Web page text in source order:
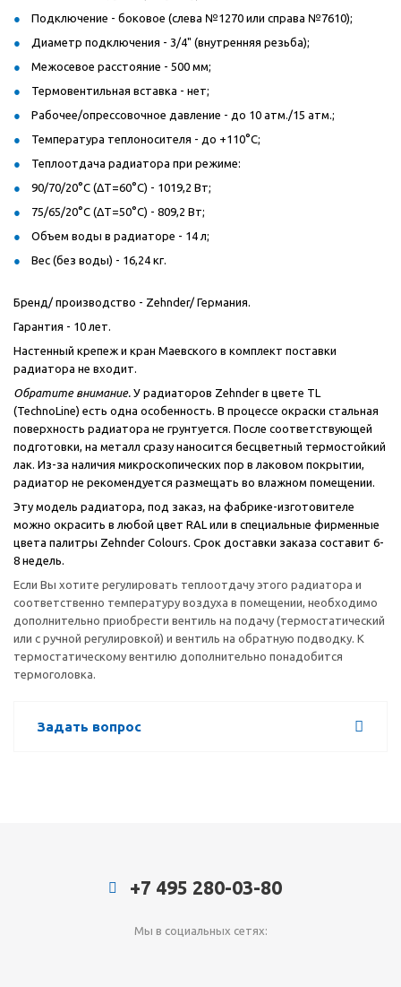
Подключение - боковое (слева №1270 или справа №7610);
Диаметр подключения - 3/4" (внутренняя резьба);
Межосевое расстояние - 500 мм;
Термовентильная вставка - нет;
Рабочее/опрессовочное давление - до 10 атм./15 атм.;
Температура теплоносителя - до +110°C;
Теплоотдача радиатора при режиме:
90/70/20°C (ΔT=60°C) - 1019,2 Вт;
75/65/20°C (ΔT=50°C) - 809,2 Вт;
Объем воды в радиаторе - 14 л;
Вес (без воды) - 16,24 кг.
Бренд/ производство - Zehnder/ Германия.
Гарантия - 10 лет.
Настенный крепеж и кран Маевского в комплект поставки
радиатора не входит.
Обратите внимание. У радиаторов Zehnder в цвете TL
(TechnoLine) есть одна особенность. В процессе окраски стальная
поверхность радиатора не грунтуется. После соответствующей
подготовки, на металл сразу наносится бесцветный термостойкий
лак. Из-за наличия микроскопических пор в лаковом покрытии,
радиатор не рекомендуется размещать во влажном помещении.
Эту модель радиатора, под заказ, на фабрике-изготовителе
можно окрасить в любой цвет RAL или в специальные фирменные
цвета палитры Zehnder Colours. Срок доставки заказа составит 6-
8 недель.
Если Вы хотите регулировать теплоотдачу этого радиатора и
соответственно температуру воздуха в помещении, необходимо
дополнительно приобрести вентиль на подачу (термостатический
или с ручной регулировкой) и вентиль на обратную подводку. К
термостатическому вентилю дополнительно понадобится
термоголовка.
Задать вопрос
+7 495 280-03-80
Мы в социальных сетях: